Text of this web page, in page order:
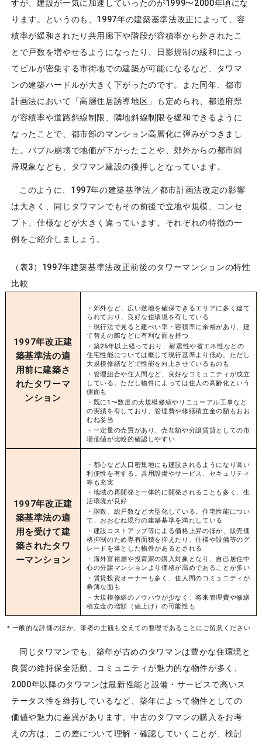
すが、建設が一気に加速していったのが1999〜2000年頃にな
ります。というのも、1997年の建築基準法改正によって、容
積率が緩和されたり共用廊下や階段が容積率から外されたこ
とで戸数を増やせるようになったり、日影規制の緩和によっ
てビルが密集する市街地での建築が可能になるなど、タワマ
ンの建築ハードルが大きく下がったのです。また同年、都市
計画法において「高層住居誘導地区」も定められ、都道府県
が容積率や道路斜線制限、隣地斜線制限を緩和できるように
なったことで、都市部のマンション高層化に弾みがつきまし
た。バブル崩壊で地価が下がったことや、郊外からの都市回
帰現象なども、タワマン建設の後押しとなっています。
このように、1997年の建築基準法／都市計画法改定の影響
は大きく、同じタワマンでもその前後で立地や規模、コンセ
プト、仕様などが大きく違っています。それぞれの特徴の一
例をご紹介しましょう。
（表3）1997年建築基準法改正前後のタワーマンションの特性
比較
1997年改正建
築基準法の適
用前に建築さ
れたタワーマ
ンション
・郊外など、広い敷地を確保できるエリアに多く建て
られており、良好な住環境を有している
・現行法で見ると建ぺい率・容積率に余裕があり、建
て替えの際などに有利な面を持つ
・築25年以上経っており、耐震性や省エネ性などの
住宅性能については概して現行基準より低め。ただし
大規模修繕などで性能を向上させているものも
・管理組合や住人間など、良好なコミュニティが成立
している。ただし物件によっては住人の高齢化という
側面も
・既に1〜数度の大規模修繕やリニューアル工事など
の実績を有しており、管理費や修繕積立金の額もおお
むね妥当
・一定量の売買があり、売却額や分譲賃貸としての市
場価値が比較的確認しやすい
1997年改正建
築基準法の適
用を受けて建
築されたタワ
ーマンション
・都心など人口密集地にも建設されるようになり高い
利便性を有する。共用設備やサービス、セキュリティ
等も充実
・地域の再開発と一体的に開発されることも多く、生
活環境が良好
・階数、総戸数など大型化している。住宅性能につい
て、おおむね現行の建築基準を満たしている
・建設コストアップ等による価格上昇のほか、販売価
格抑制のため専有面積を抑えたり、仕様や設備等のグ
レードを落とした物件があるとされる
・海外富裕層や投資家の購入対象となり、自己居住中
心の分譲マンションより価格が高めであることが多い
・賃貸投資オーナーも多く、住人間のコミュニティが
希薄な面も
・大規模修繕のノウハウが少なく、将来管理費や修繕
積立金の増額（値上げ）の可能性も
＊一般的な評価のほか、筆者の主観も交えての整理であることにご留意ください
同じタワマンでも、築年が古めのタワマンは豊かな住環境と
良質の維持保全活動、コミュニティが魅力的な物件が多く、
2000年以降のタワマンは最新性能と設備・サービスで高いス
テータス性を維持しているなど、築年によって物件としての
価値や魅力に差異があります。中古のタワマンの購入をお考
えの方は、この差について理解・確認していくことが、検討